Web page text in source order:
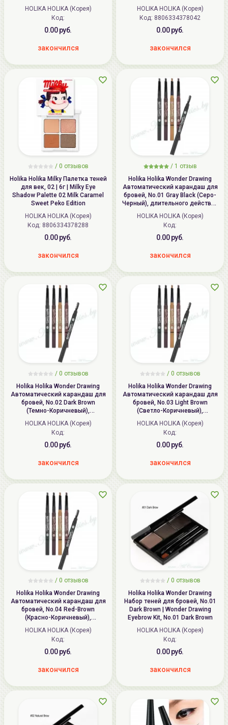
HOLIKA HOLIKA (Корея)
Код:
0.00 руб.
закончился
HOLIKA HOLIKA (Корея)
Код: 8806334378042
0.00 руб.
закончился
/ 0 отзывов
Holika Holika Milky Палетка теней
для век, 02 | 6г | Milky Eye
Shadow Palette 02 Milk Caramel
Sweet Peko Edition
HOLIKA HOLIKA (Корея)
Код: 8806334378288
0.00 руб.
закончился
/ 1 отзыв
Holika Holika Wonder Drawing
Автоматический карандаш для
бровей, No.01 Gray Black (Серо-
Черный), длительного действия
24часа, со щеточкой | Wonder
Drawing 24hr Auto Eyebrow
HOLIKA HOLIKA (Корея)
Код:
0.00 руб.
закончился
/ 0 отзывов
Holika Holika Wonder Drawing
Автоматический карандаш для
бровей, No.02 Dark Brown
(Темно-Коричневый),
длительного действия 24часа,
со щеточкой | Wonder Drawing
24hr Auto Eyebrow
HOLIKA HOLIKA (Корея)
Код:
0.00 руб.
закончился
/ 0 отзывов
Holika Holika Wonder Drawing
Автоматический карандаш для
бровей, No.03 Light Brown
(Светло-Коричневый),
длительного действия 24часа,
со щеточкой | Wonder Drawing
24hr Auto Eyebrow
HOLIKA HOLIKA (Корея)
Код:
0.00 руб.
закончился
/ 0 отзывов
Holika Holika Wonder Drawing
Автоматический карандаш для
бровей, No.04 Red-Brown
(Красно-Коричневый),
длительного действия 24часа,
со щеточкой | Wonder Drawing
24hr Auto Eyebrow
HOLIKA HOLIKA (Корея)
Код:
0.00 руб.
закончился
/ 0 отзывов
Holika Holika Wonder Drawing
Набор теней для бровей, No.01
Dark Brown | Wonder Drawing
Eyebrow Kit, No.01 Dark Brown
HOLIKA HOLIKA (Корея)
Код:
0.00 руб.
закончился